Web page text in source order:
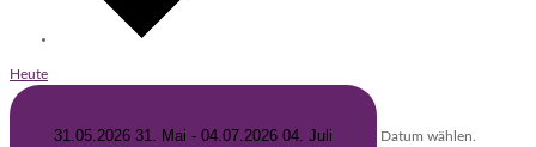
Heute
31.05.2026 31. Mai - 04.07.2026 04. Juli Datum wählen.